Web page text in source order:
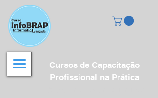
Cursos de Capacitação
Profissional na Prática